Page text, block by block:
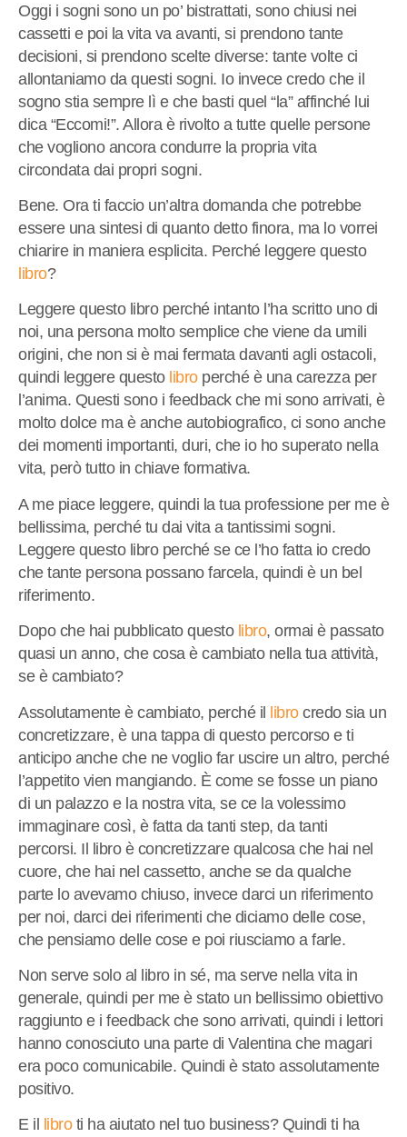
Oggi i sogni sono un po’ bistrattati, sono chiusi nei
cassetti e poi la vita va avanti, si prendono tante
decisioni, si prendono scelte diverse: tante volte ci
allontaniamo da questi sogni. Io invece credo che il
sogno stia sempre lì e che basti quel “la” affinché lui
dica “Eccomi!”. Allora è rivolto a tutte quelle persone
che vogliono ancora condurre la propria vita
circondata dai propri sogni.
Bene. Ora ti faccio un’altra domanda che potrebbe
essere una sintesi di quanto detto finora, ma lo vorrei
chiarire in maniera esplicita. Perché leggere questo
libro?
Leggere questo libro perché intanto l’ha scritto uno di
noi, una persona molto semplice che viene da umili
origini, che non si è mai fermata davanti agli ostacoli,
quindi leggere questo libroperché è una carezza per
l’anima. Questi sono i feedback che mi sono arrivati, è
molto dolce ma è anche autobiografico, ci sono anche
dei momenti importanti, duri, che io ho superato nella
vita, però tutto in chiave formativa.
A me piace leggere, quindi la tua professione per me è
bellissima, perché tu dai vita a tantissimi sogni.
Leggere questo libro perché se ce l’ho fatta io credo
che tante persona possano farcela, quindi è un bel
riferimento.
Dopo che hai pubblicato questo libro, ormai è passato
quasi un anno, che cosa è cambiato nella tua attività,
se è cambiato?
Assolutamente è cambiato, perché il librocredo sia un
concretizzare, è una tappa di questo percorso e ti
anticipo anche che ne voglio far uscire un altro, perché
l’appetito vien mangiando. È come se fosse un piano
di un palazzo e la nostra vita, se ce la volessimo
immaginare così, è fatta da tanti step, da tanti
percorsi. Il libro è concretizzare qualcosa che hai nel
cuore, che hai nel cassetto, anche se da qualche
parte lo avevamo chiuso, invece darci un riferimento
per noi, darci dei riferimenti che diciamo delle cose,
che pensiamo delle cose e poi riusciamo a farle.
Non serve solo al libro in sé, ma serve nella vita in
generale, quindi per me è stato un bellissimo obiettivo
raggiunto e i feedback che sono arrivati, quindi i lettori
hanno conosciuto una parte di Valentina che magari
era poco comunicabile. Quindi è stato assolutamente
positivo.
E il
libroti ha aiutato nel tuo business? Quindi ti ha